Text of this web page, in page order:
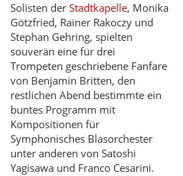
Solisten der Stadtkapelle, Monika
Götzfried, Rainer Rakoczy und
Stephan Gehring, spielten
souverän eine für drei
Trompeten geschriebene Fanfare
von Benjamin Britten, den
restlichen Abend bestimmte ein
buntes Programm mit
Kompositionen für
Symphonisches Blasorchester
unter anderen von Satoshi
Yagisawa und Franco Cesarini.